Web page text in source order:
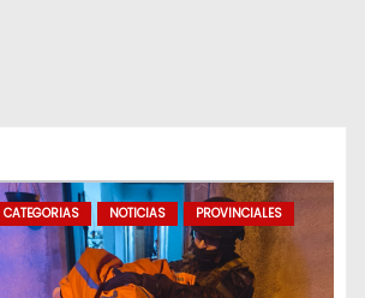
CATEGORIAS NOTICIAS PROVINCIALES